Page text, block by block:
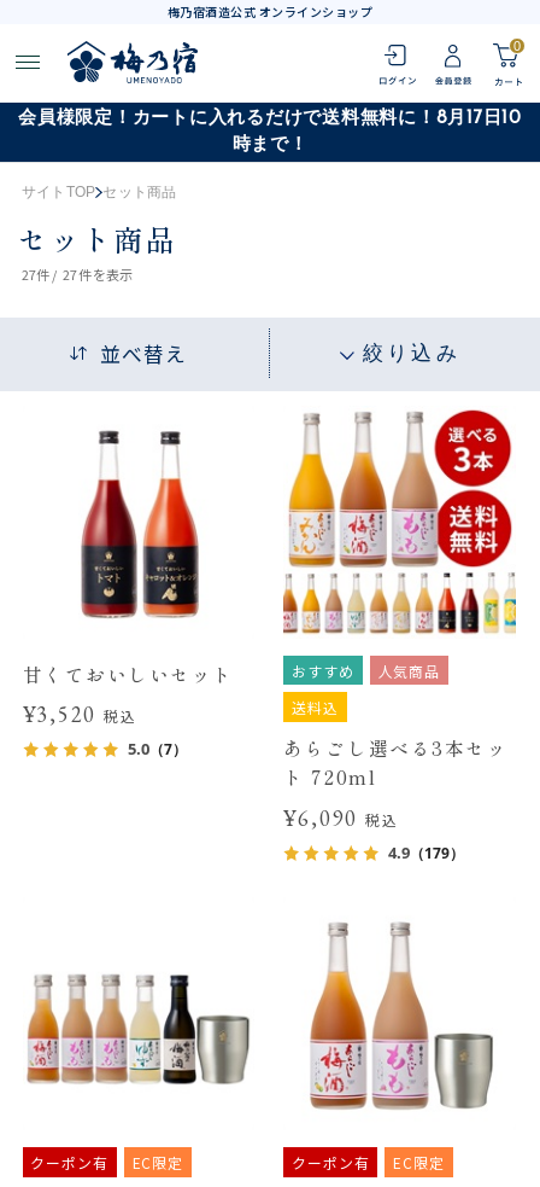
梅乃宿酒造公式 オンラインショップ
0
会員様限定！カートに入れるだけで送料無料に！8月17日10
時まで！
サイトTOP セット商品
セット商品
27件 / 27件を表示
並べ替え 絞り込み
甘くておいしいセット
¥3,520税込
5.0（7）
おすすめ
人気商品
送料込
あらごし選べる3本セッ
ト 720ml
¥6,090 税込
4.9 （179）
クーポン有 EC限定 クーポン有 EC限定